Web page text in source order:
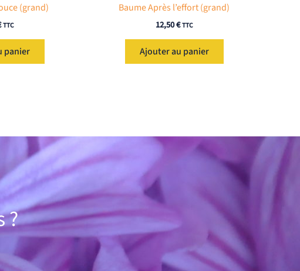
(grand)
TTC
panier
Baume Après l’effort (grand)
12,50€ TTC
Ajouter au panier
?